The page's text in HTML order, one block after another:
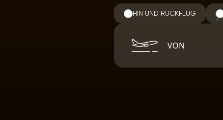
HIN UND RÜCKFLUG